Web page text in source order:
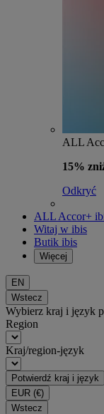
ALL
15%
Odkryć
ALL Accor+
Witaj w ibis
Butik ibis
Więcej
EN
Wstecz
Wybierz kraj i język
Region
Kraj/region-język
Potwierdź kraj i język
EUR (€)
Wstecz